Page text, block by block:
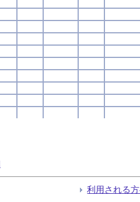
利用される